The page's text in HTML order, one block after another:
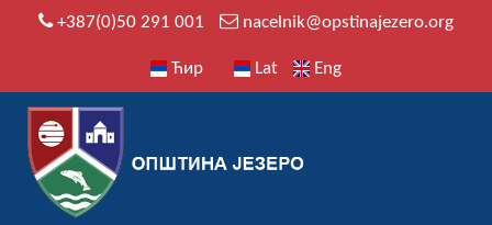
+387(0)50 291 001 nacelnik@opstinajezero.org
Ћир Lat Eng